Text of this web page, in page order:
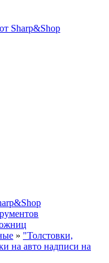
Sharp&Shop
» "Толстовки,
на авто надписи на